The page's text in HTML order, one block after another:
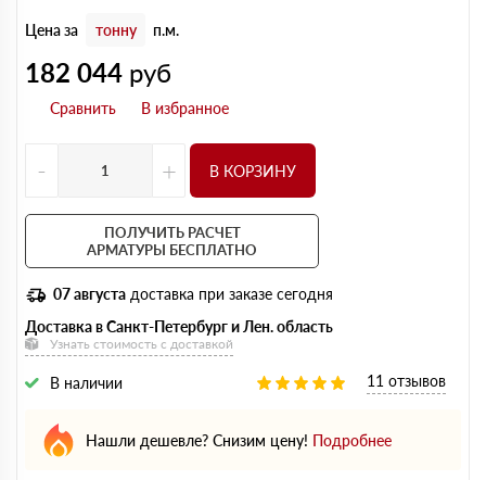
Цена за тонну п.м.
182 044 руб
- + В КОРЗИНУ
ПОЛУЧИТЬ РАСЧЕТ
АРМАТУРЫ БЕСПЛАТНО
07 августа доставка при заказе сегодня
Доставка в Санкт-Петербург и Лен. область
Узнать стоимость с доставкой
В наличии 11 отзывов
Нашли дешевле? Снизим цену! Подробнее